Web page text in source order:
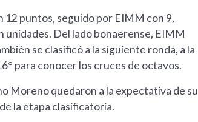
12 puntos, seguido por EIMM con 9,
unidades. Del lado bonaerense, EIMM
se clasificó a la siguiente ronda, a la
para conocer los cruces de octavos.
Moreno quedaron a la expectativa de su
la etapa clasificatoria.